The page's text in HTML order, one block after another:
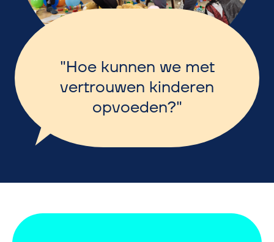
Hoe kunnen we met
vertrouwen kinderen
opvoeden?